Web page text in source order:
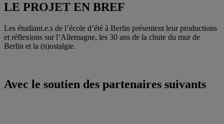
LE PROJET EN BREF
Les étudiant.e.s de l’école d’été à Berlin présentent leur productions
et réflexions sur l’Allemagne, les 30 ans de la chute du mur de
Berlin et la (n)ostalgie.
Avec le soutien des partenaires suivants